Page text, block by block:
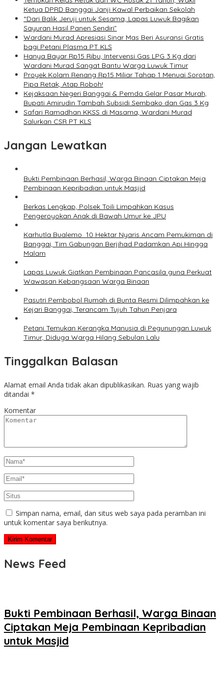
Ketua DPRD Banggai Janji Kawal Perbaikan Sekolah
“Dari Balik Jeruji untuk Sesama, Lapas Luwuk Bagikan
Sayuran Hasil Panen Sendiri”
Wardani Murad Apresiasi Sinar Mas Beri Asuransi Gratis
bagi Petani Plasma PT KLS
Hanya Bayar Rp15 Ribu, Intervensi Gas LPG 3 Kg dari
Wardani Murad Sangat Bantu Warga Luwuk Timur
Proyek Kolam Renang Rp15 Miliar Tahap 1 Menuai Sorotan,
Pipa Retak, Atap Roboh!
Kejaksaan Negeri Banggai & Pemda Gelar Pasar Murah,
Bupati Amirudin Tambah Subsidi Sembako dan Gas 3 Kg
Safari Ramadhan KKSS di Masama, Wardani Murad
Salurkan CSR PT KLS
Jangan Lewatkan
Bukti Pembinaan Berhasil, Warga Binaan Ciptakan Meja
Pembinaan Kepribadian untuk Masjid
Berkas Lengkap, Polsek Toili Limpahkan Kasus
Pengeroyokan Anak di Bawah Umur ke JPU
Karhutla Bualemo 10 Hektar Nyaris Ancam Pemukiman di
Banggai, Tim Gabungan Berjihad Padamkan Api Hingga
Malam
Lapas Luwuk Giatkan Pembinaan Pancasila guna Perkuat
Wawasan Kebangsaan Warga Binaan
Pasutri Pembobol Rumah di Bunta Resmi Dilimpahkan ke
Kejari Banggai, Terancam Tujuh Tahun Penjara
Petani Temukan Kerangka Manusia di Pegunungan Luwuk
Timur, Diduga Warga Hilang Sebulan Lalu
Tinggalkan Balasan
Alamat email Anda tidak akan dipublikasikan. Ruas yang wajib
ditandai *
Komentar
Simpan nama, email, dan situs web saya pada peramban ini
untuk komentar saya berikutnya.
News Feed
Bukti Pembinaan Berhasil, Warga Binaan
Ciptakan Meja Pembinaan Kepribadian
untuk Masjid